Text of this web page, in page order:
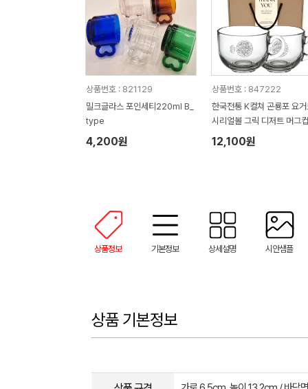
상품번호 : 821129
밀크글라스 포인세티220ml B_
type
4,200원
상품번호 : 847222
한국전통 K컬쳐 곤룡포 요
시리얼볼 그릭 디저트 머그
0ml 2P 기프팅
12,100원
상품정보 기본정보 상세설명 시안샘플
상품 기본정보